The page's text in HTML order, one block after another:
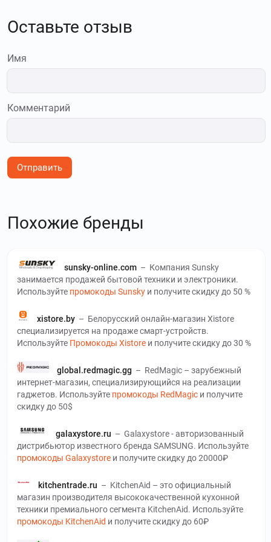
Оставьте отзыв
Имя
Комментарий
Отправить
Похожие бренды
sunsky-online.com – Компания Sunsky
занимается продажей бытовой техники и электроники.
Используйте промокоды Sunsky и получите скидку до 50 %
xistore.by – Белорусский онлайн-магазин Xistore
специализируется на продаже смарт-устройств.
Используйте Промокоды Xistore и получите скидку до 30 %
global.redmagic.gg – RedMagic – зарубежный
интернет-магазин, специализирующийся на реализации
гаджетов. Используйте промокоды RedMagic и получите
скидку до 50$
galaxystore.ru –Galaxystore - авторизованный
дистрибьютор известного бренда SAMSUNG. Используйте
промокоды Galaxystore и получите скидку до 20000₽
kitchentrade.ru – KitchenAid – это официальный
магазин производителя высококачественной кухонной
техники премиального сегмента KitchenAid. Используйте
промокоды KitchenAid и получите скидку до 60₽